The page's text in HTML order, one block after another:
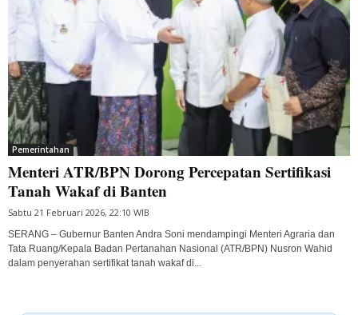
Pemerintahan
Menteri ATR/BPN Dorong Percepatan Sertifikasi
Tanah Wakaf di Banten
Sabtu 21 Februari 2026, 22:10 WIB
SERANG – Gubernur Banten Andra Soni mendampingi Menteri Agraria dan
Tata Ruang/Kepala Badan Pertanahan Nasional (ATR/BPN) Nusron Wahid
dalam penyerahan sertifikat tanah wakaf di...